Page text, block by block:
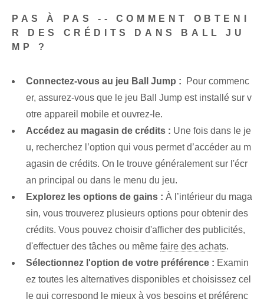
PAS À PAS -- COMMENT OBTENI
R DES CRÉDITS DANS BALL JU
MP ?
Connectez-vous au jeu Ball Jump : ‌ Pour commenc
er, assurez-vous que le jeu Ball⁢ Jump est installé sur v
otre appareil mobile et ouvrez-le.
Accédez au magasin de crédits : Une fois dans le je
u, recherchez l’option qui vous permet d’accéder au m
agasin de crédits. On le trouve généralement sur l'écr
an principal ou dans le menu du jeu.
Explorez les options de gains : À l’intérieur⁤ du maga
sin, vous trouverez plusieurs options pour obtenir des
crédits. Vous pouvez choisir d'afficher des publicités,
d'effectuer des tâches ou même faire des achats.
Sélectionnez l'option de votre préférence : Examin
ez toutes les alternatives disponibles et choisissez cel
le qui correspond le mieux à vos besoins et préférenc